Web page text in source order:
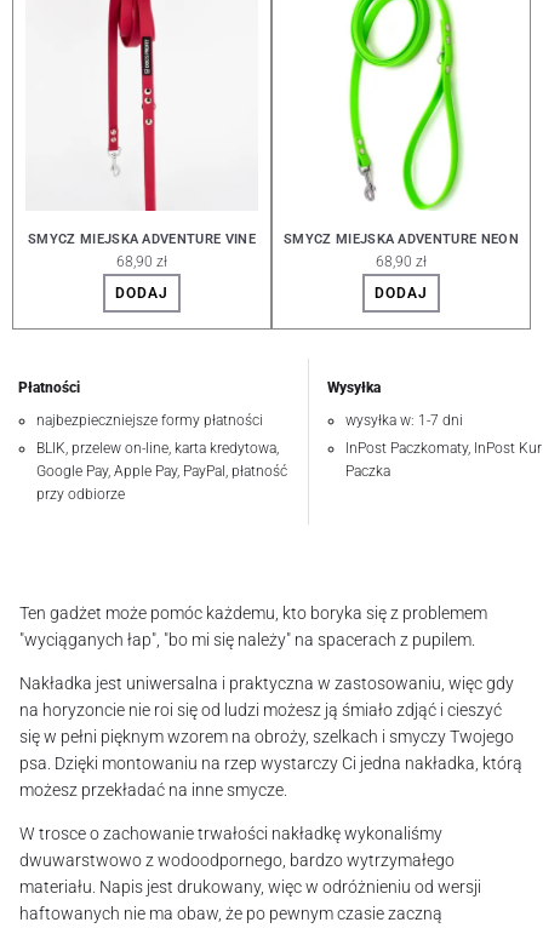
SMYCZ MIEJSKA ADVENTURE VINE
68,90 zł
DODAJ
SMYCZ MIEJSKA ADVENTURE NEON
68,90 zł
DODAJ
Płatności
najbezpieczniejsze formy płatności
BLIK, przelew on-line, karta kredytowa,
Google Pay, Apple Pay, PayPal, płatność
przy odbiorze
Wysyłka
wysyłka w: 1-7 dni
InPost Paczkomaty, InPost
Paczka
Ten gadżet może pomóc każdemu, kto boryka się z problemem
"wyciąganych łap", "bo mi się należy" na spacerach z pupilem.
Nakładka jest uniwersalna i praktyczna w zastosowaniu, więc gdy
na horyzoncie nie roi się od ludzi możesz ją śmiało zdjąć i cieszyć
się w pełni pięknym wzorem na obroży, szelkach i smyczy Twojego
psa. Dzięki montowaniu na rzep wystarczy Ci jedna nakładka, którą
możesz przekładać na inne smycze.
W trosce o zachowanie trwałości nakładkę wykonaliśmy
dwuwarstwowo z wodoodpornego, bardzo wytrzymałego
materiału. Napis jest drukowany, więc w odróżnieniu od wersji
haftowanych nie ma obaw, że po pewnym czasie zaczną